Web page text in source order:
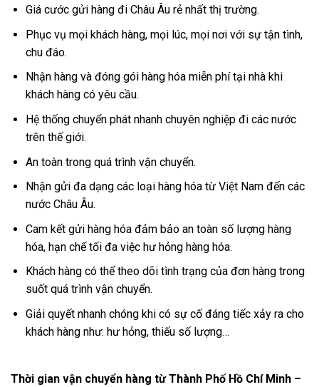
Giá cước gửi hàng đi Châu Âu rẻ nhất thị trường.
Phục vụ mọi khách hàng, mọi lúc, mọi nơi với sự tận tình,
chu đáo.
Nhận hàng và đóng gói hàng hóa miễn phí tại nhà khi
khách hàng có yêu cầu.
Hệ thống chuyển phát nhanh chuyên nghiệp đi các nước
trên thế giới.
An toàn trong quá trình vận chuyển.
Nhận gửi đa dạng các loại hàng hóa từ Việt Nam đến các
nước Châu Âu.
Cam kết gửi hàng hóa đảm bảo an toàn số lượng hàng
hóa, hạn chế tối đa việc hư hỏng hàng hóa.
Khách hàng có thể theo dõi tình trạng của đơn hàng trong
suốt quá trình vận chuyển.
Giải quyết nhanh chóng khi có sự cố đáng tiếc xảy ra cho
khách hàng như: hư hỏng, thiếu số lượng…
Thời gian vận chuyển hàng từ Thành Phố Hồ Chí Minh –